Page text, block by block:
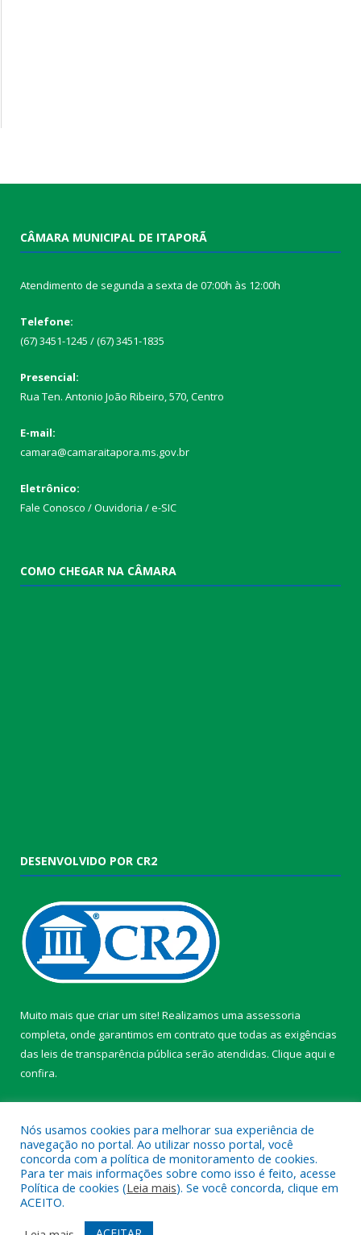
CÂMARA MUNICIPAL DE ITAPORÃ
Atendimento de segunda a sexta de 07:00h às 12:00h
Telefone:
(67) 3451-1245 / (67) 3451-1835
Presencial:
Rua Ten. Antonio João Ribeiro, 570, Centro
E-mail:
camara@camaraitapora.ms.gov.br
Eletrônico:
Fale Conosco / Ouvidoria / e-SIC
COMO CHEGAR NA CÂMARA
DESENVOLVIDO POR CR2
Muito mais que criar um site! Realizamos uma assessoria
completa, onde garantimos em contrato que todas as exigências
das leis de transparência pública serão atendidas. Clique aqui e
confira.
Todos os direitos reservados a Câmara Municipal de Itaporã.
Mapa do Site Acessar Área Administrativa
Nós usamos cookies para melhorar sua experiência de
navegação no portal. Ao utilizar nosso portal, você
concorda com a política de monitoramento de cookies.
Para ter mais informações sobre como isso é feito, acesse
Política de cookies (Leia mais). Se você concorda, clique em
ACEITO.